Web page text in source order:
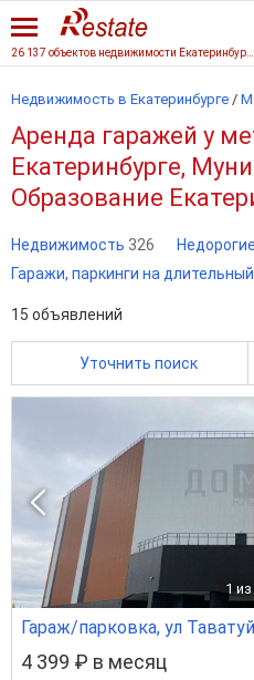
Недвижимость в Екатеринбурге /
Аренда гаражей у
Екатеринбурге,
Образование
Недвижимость 326
Гаражи, паркинги на
15 объявлений
Уточнить поиск
1 из
Гараж/парковка, ул
4 399 ₽ в месяц